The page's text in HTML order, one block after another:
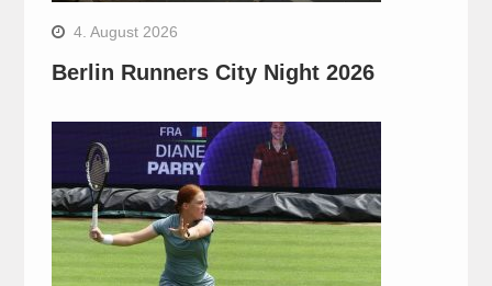
4. August 2026
Berlin Runners City Night 2026